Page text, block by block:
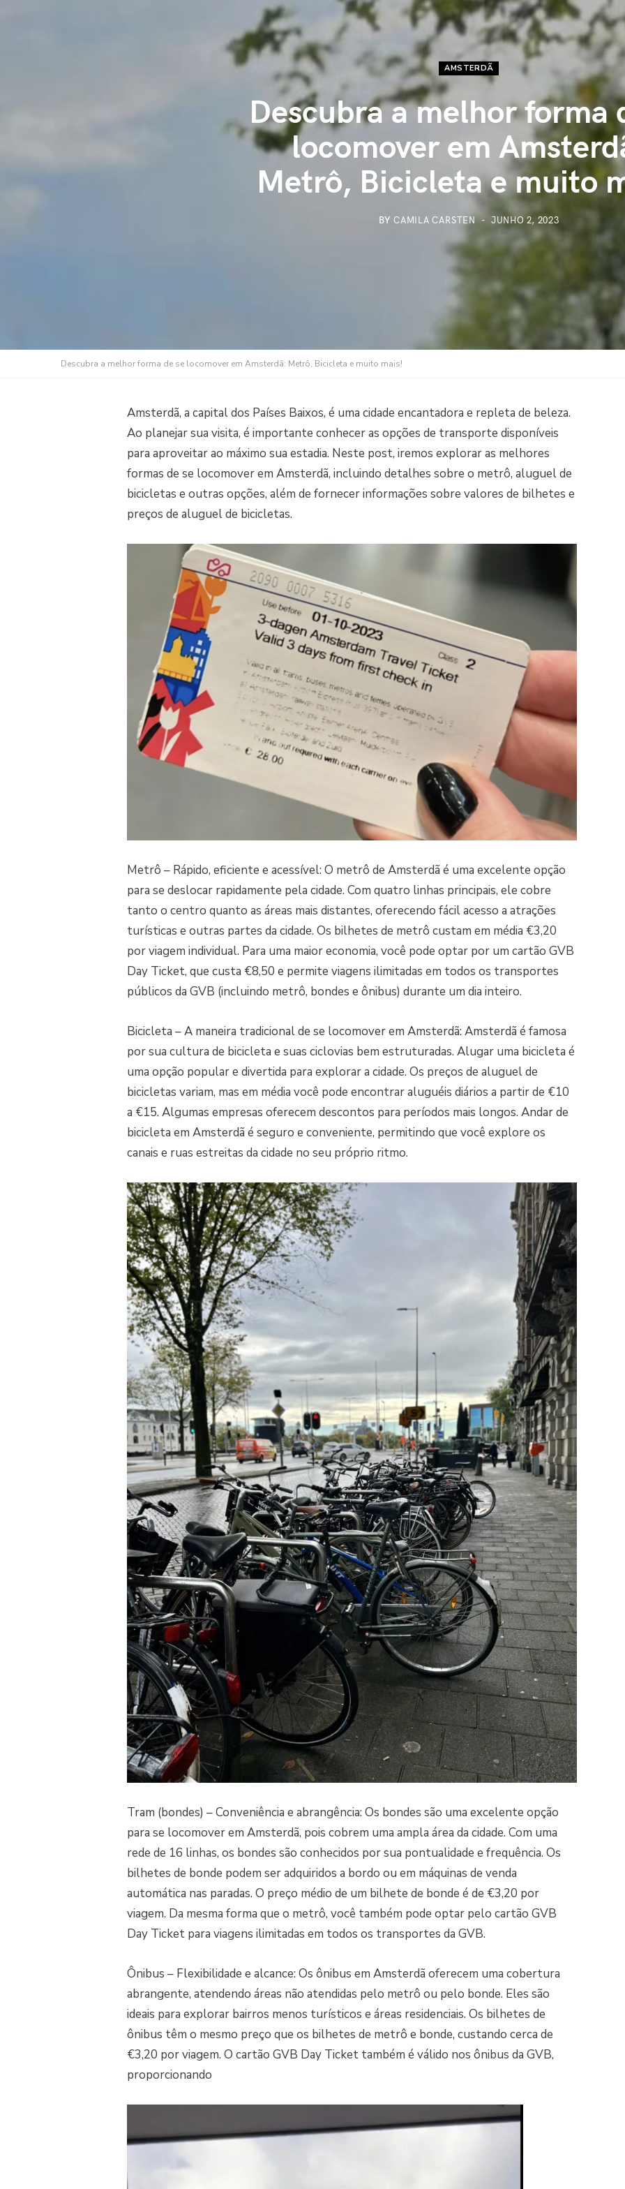
AMSTERDÃ
Descubra a melhor forma
locomover em
Metrô, Bicicleta e muito
BY CAMILA CARSTEN JUNHO 2, 2023
Descubra a melhor forma de se locomover em Amsterdã: Metrô, Bicicleta e muito mais!
Amsterdã, a capital dos Países Baixos, é uma cidade encantadora e repleta de beleza.
Ao planejar sua visita, é importante conhecer as opções de transporte disponíveis
para aproveitar ao máximo sua estadia. Neste post, iremos explorar as melhores
formas de se locomover em Amsterdã, incluindo detalhes sobre o metrô, aluguel de
bicicletas e outras opções, além de fornecer informações sobre valores de bilhetes e
preços de aluguel de bicicletas.
Metrô – Rápido, eficiente e acessível: O metrô de Amsterdã é uma excelente opção
para se deslocar rapidamente pela cidade. Com quatro linhas principais, ele cobre
tanto o centro quanto as áreas mais distantes, oferecendo fácil acesso a atrações
turísticas e outras partes da cidade. Os bilhetes de metrô custam em média €3,20
por viagem individual. Para uma maior economia, você pode optar por um cartão GVB
Day Ticket, que custa €8,50 e permite viagens ilimitadas em todos os transportes
públicos da GVB (incluindo metrô, bondes e ônibus) durante um dia inteiro.
Bicicleta – A maneira tradicional de se locomover em Amsterdã: Amsterdã é famosa
por sua cultura de bicicleta e suas ciclovias bem estruturadas. Alugar uma bicicleta é
uma opção popular e divertida para explorar a cidade. Os preços de aluguel de
bicicletas variam, mas em média você pode encontrar aluguéis diários a partir de €10
a €15. Algumas empresas oferecem descontos para períodos mais longos. Andar de
bicicleta em Amsterdã é seguro e conveniente, permitindo que você explore os
canais e ruas estreitas da cidade no seu próprio ritmo.
Tram (bondes) – Conveniência e abrangência: Os bondes são uma excelente opção
para se locomover em Amsterdã, pois cobrem uma ampla área da cidade. Com uma
rede de 16 linhas, os bondes são conhecidos por sua pontualidade e frequência. Os
bilhetes de bonde podem ser adquiridos a bordo ou em máquinas de venda
automática nas paradas. O preço médio de um bilhete de bonde é de €3,20 por
viagem. Da mesma forma que o metrô, você também pode optar pelo cartão GVB
Day Ticket para viagens ilimitadas em todos os transportes da GVB.
Ônibus – Flexibilidade e alcance: Os ônibus em Amsterdã oferecem uma cobertura
abrangente, atendendo áreas não atendidas pelo metrô ou pelo bonde. Eles são
ideais para explorar bairros menos turísticos e áreas residenciais. Os bilhetes de
ônibus têm o mesmo preço que os bilhetes de metrô e bonde, custando cerca de
€3,20 por viagem. O cartão GVB Day Ticket também é válido nos ônibus da GVB,
proporcionando